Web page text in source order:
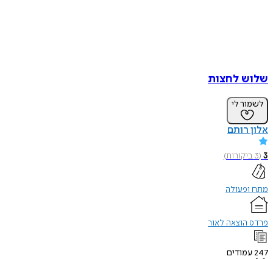
שלוש לחצות
לשמור לי
אלון רותם
3
(
3ביקורות)
מתח ופעולה
פרדס הוצאה לאור
247עמודים